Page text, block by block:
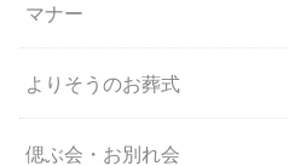
マナー
よりそうのお葬式
偲ぶ会・お別れ会